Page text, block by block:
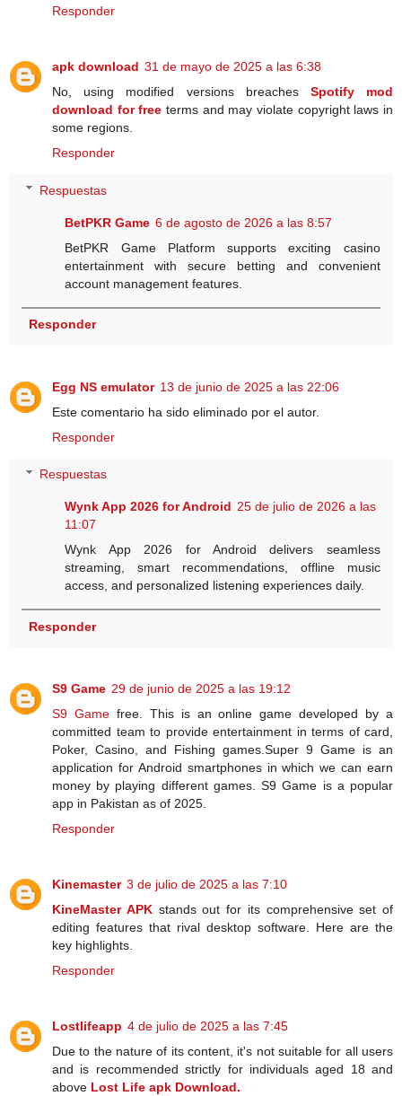
Responder
apk download 31 de mayo de 2025 a las 6:38
No, using modified versions breaches Spotify mod
download for free terms and may violate copyright laws in
some regions.
Responder
Respuestas
BetPKR Game 6 de agosto de 2026 a las 8:57
BetPKR Game Platform supports exciting casino
entertainment with secure betting and convenient
account management features.
Responder
Egg NS emulator 13 de junio de 2025 a las 22:06
Este comentario ha sido eliminado por el autor.
Responder
Respuestas
Wynk App 2026 for Android 25 de julio de 2026 a las
11:07
Wynk App 2026 for Android delivers seamless
streaming, smart recommendations, offline music
access, and personalized listening experiences daily.
Responder
S9 Game 29 de junio de 2025 a las 19:12
S9 Game free. This is an online game developed by a
committed team to provide entertainment in terms of card,
Poker, Casino, and Fishing games.Super 9 Game is an
application for Android smartphones in which we can earn
money by playing different games. S9 Game is a popular
app in Pakistan as of 2025.
Responder
Kinemaster 3 de julio de 2025 a las 7:10
KineMaster APKstands out for its comprehensive set of
editing features that rival desktop software. Here are the
key highlights.
Responder
Lostlifeapp 4 de julio de 2025 a las 7:45
Due to the nature of its content, it's not suitable for all users
and is recommended strictly for individuals aged 18 and
above Lost Life apk Download.